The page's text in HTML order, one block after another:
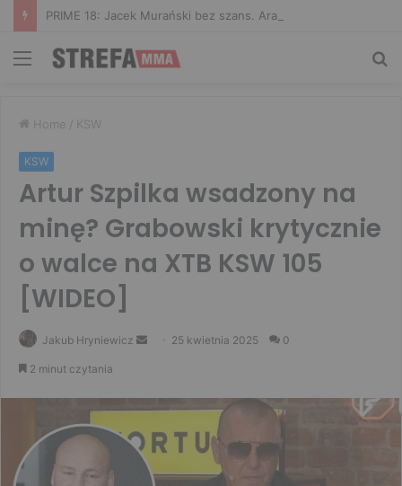
Menu
Home / KSW
KSW
Artur Szpilka wsadzony na
minę? Grabowski krytycznie
o walce na XTB KSW 105
[WIDEO]
Jakub Hryniewicz
Send 25 kwietnia 2025 0
2 minut czytania